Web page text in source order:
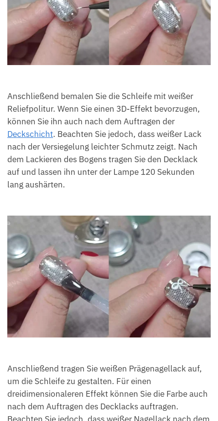
Anschließend bemalen Sie die Schleife mit weißer
Reliefpolitur. Wenn Sie einen 3D-Effekt bevorzugen,
können Sie ihn auch nach dem Auftragen der
Deckschicht. Beachten Sie jedoch, dass weißer Lack
nach der Versiegelung leichter Schmutz zeigt. Nach
dem Lackieren des Bogens tragen Sie den Decklack
auf und lassen ihn unter der Lampe 120 Sekunden
lang aushärten.
Anschließend tragen Sie weißen Prägenagellack auf,
um die Schleife zu gestalten. Für einen
dreidimensionaleren Effekt können Sie die Farbe auch
nach dem Auftragen des Decklacks auftragen.